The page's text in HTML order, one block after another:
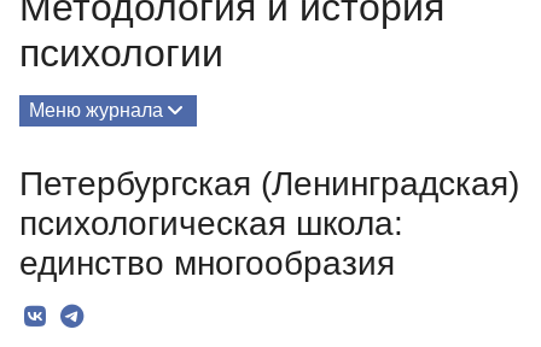
БАЗА ЗНАНИЙ
Регистрация
психологии
Меню журнала
О Журнале
Рубрики
Подписка
Петербургская (Ленинградская)
психологическая школа:
единство многообразия